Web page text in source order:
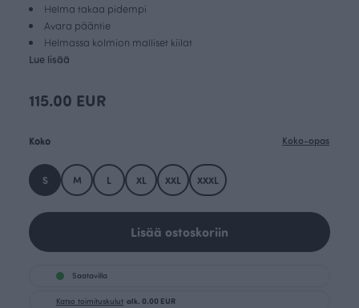
Helma takaa pidempi
Avara pääntie
Helmassa kolmion malliset kiilat
Lue lisää
115.00 EUR
Koko Koko-opas
S M L XL XXL XXXL
Lisää ostoskoriin
Saatavilla
Katso toimituskulut alk. 0.00 EUR